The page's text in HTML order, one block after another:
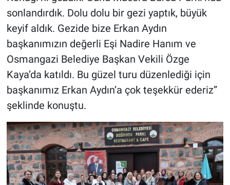
sonlandırdık. Dolu dolu bir gezi yaptık, büyük
keyif aldık. Gezide bize Erkan Aydın
başkanımızın değerli Eşi Nadire Hanım ve
Osmangazi Belediye Başkan Vekili Özge
Kaya’da katıldı. Bu güzel turu düzenlediği için
başkanımız Erkan Aydın’a çok teşekkür ederiz”
şeklinde konuştu.